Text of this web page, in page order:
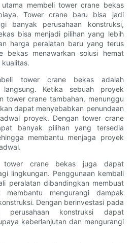
membeli tower crane bekas
Tower crane baru bisa jadi
banyak perusahaan konstruksi,
bisa menjadi pilihan yang lebih
harga peralatan baru yang terus
bekas menawarkan solusi hemat
tower crane bekas adalah
langsung. Ketika sebuah proyek
tower crane tambahan, menunggu
dapat menyebabkan penundaan
proyek. Dengan tower crane
banyak pilihan yang tersedia
membantu menjaga proyek
tower crane bekas juga dapat
lingkungan. Penggunaan kembali
peralatan dibandingkan membuat
mengurangi dampak
Dengan berinvestasi pada
konstruksi dapat
keberlanjutan dan mengurangi